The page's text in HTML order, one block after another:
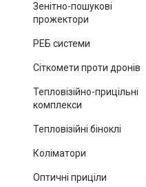
Зенітно-пошукові
прожектори
РЕБ системи
Сіткомети проти дронів
Тепловізійно-прицільні
комплекси
Тепловізійні біноклі
Коліматори
Оптичні приціли